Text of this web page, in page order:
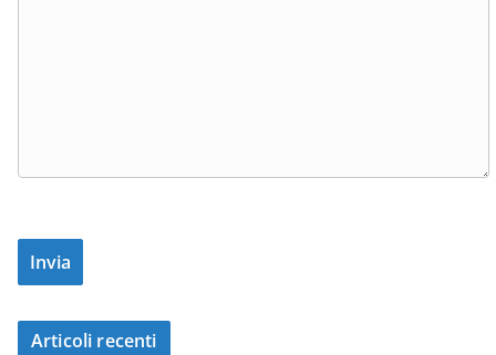
Articoli recenti